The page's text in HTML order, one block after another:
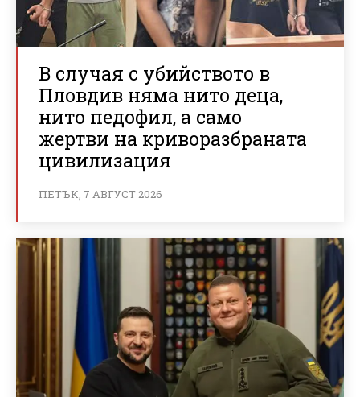
В случая с убийството в
Пловдив няма нито деца,
нито педофил, а само
жертви на криворазбраната
цивилизация
ПЕТЪК, 7 АВГУСТ 2026